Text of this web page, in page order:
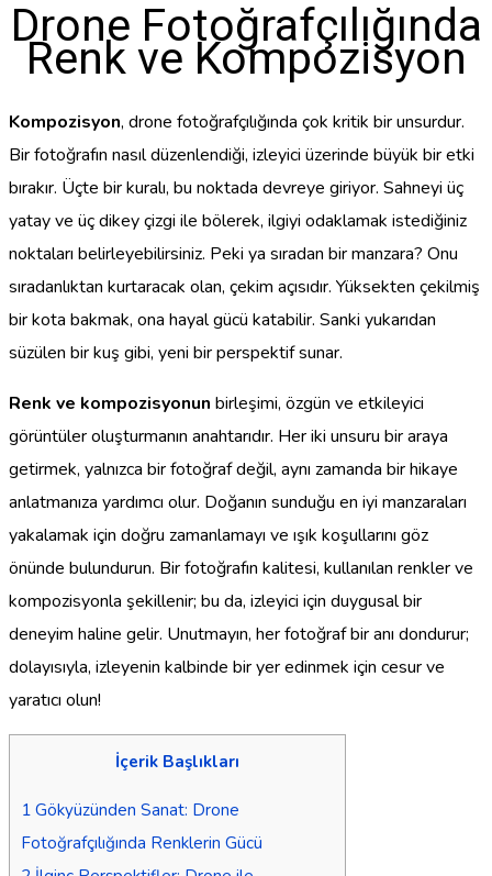
Drone Fotoğrafçılığında
Renk ve Kompozisyon
Kompozisyon, drone fotoğrafçılığında çok kritik bir unsurdur.
Bir fotoğrafın nasıl düzenlendiği, izleyici üzerinde büyük bir etki
bırakır. Üçte bir kuralı, bu noktada devreye giriyor. Sahneyi üç
yatay ve üç dikey çizgi ile bölerek, ilgiyi odaklamak istediğiniz
noktaları belirleyebilirsiniz. Peki ya sıradan bir manzara? Onu
sıradanlıktan kurtaracak olan, çekim açısıdır. Yüksekten çekilmiş
bir kota bakmak, ona hayal gücü katabilir. Sanki yukarıdan
süzülen bir kuş gibi, yeni bir perspektif sunar.
Renk ve kompozisyonun birleşimi, özgün ve etkileyici
görüntüler oluşturmanın anahtarıdır. Her iki unsuru bir araya
getirmek, yalnızca bir fotoğraf değil, aynı zamanda bir hikaye
anlatmanıza yardımcı olur. Doğanın sunduğu en iyi manzaraları
yakalamak için doğru zamanlamayı ve ışık koşullarını göz
önünde bulundurun. Bir fotoğrafın kalitesi, kullanılan renkler ve
kompozisyonla şekillenir; bu da, izleyici için duygusal bir
deneyim haline gelir. Unutmayın, her fotoğraf bir anı dondurur;
dolayısıyla, izleyenin kalbinde bir yer edinmek için cesur ve
yaratıcı olun!
İçerik Başlıkları
1 Gökyüzünden Sanat: Drone
Fotoğrafçılığında Renklerin Gücü